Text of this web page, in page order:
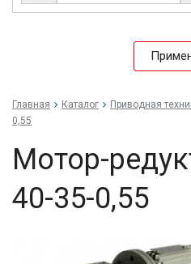
Главная Каталог Приводная
0,55
Мо­тор-
40-35-0,55